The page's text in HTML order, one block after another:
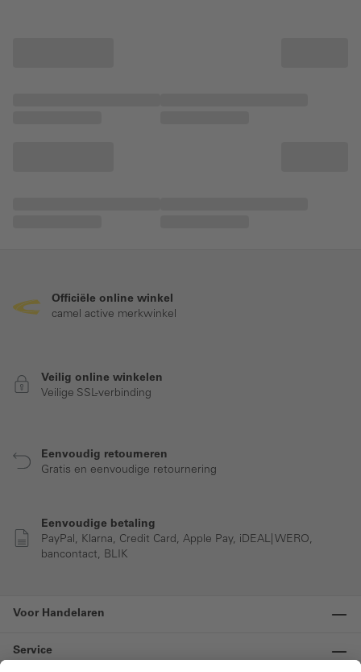
Officiële online winkel
camel active merkwinkel
Veilig online winkelen
Veilige SSL-verbinding
Eenvoudig retourneren
Gratis en eenvoudige retournering
Eenvoudige betaling
PayPal, Klarna, Credit Card, Apple Pay, iDEAL| WERO,
bancontact, BLIK
Voor Handelaren
Service